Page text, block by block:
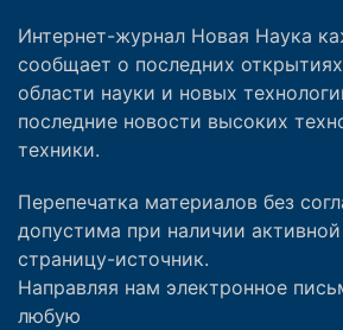
Интернет-журнал Новая Наука
сообщает о последних
области науки и новых
последние новости высоких
техники.
Перепечатка материалов без
допустима при наличии
страницу-источник.
Направляя нам электронное
любую